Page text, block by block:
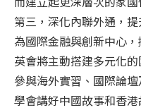
第三，深化內聯外通，
為國際金融與創新中心
英會將主動搭建多元化
參與海外實習、國際論
學會講好中國故事和香